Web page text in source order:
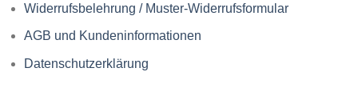
Widerrufsbelehrung / Muster-Widerrufsformular
AGB und Kundeninformationen
Datenschutzerklärung